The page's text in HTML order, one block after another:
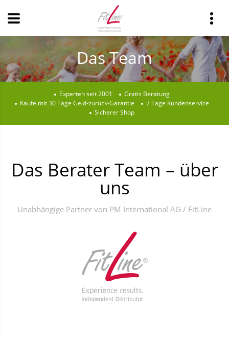
Das Team
Experten seit 2001
Gratis Beratung
Kaufe mit 30 Tage Geld-zurück-Garantie
7 Tage Kundenservice
Sicherer Shop
Das Berater Team – über
uns
Unabhängige Partner von PM International AG / FitLine